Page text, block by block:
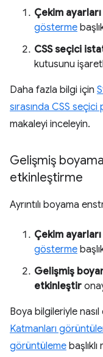
Çekim ayarları
gösterme
CSS seçici
kutusunu
Daha fazla bilgi için
sırasında CSS
makaleyi inceleyin.
Gelişmiş
etkinleştirme
Ayrıntılı boyama
Çekim ayarları
gösterme
Gelişmiş
etkinleştir
Boya bilgileriyle
Katmanları
görüntüleme